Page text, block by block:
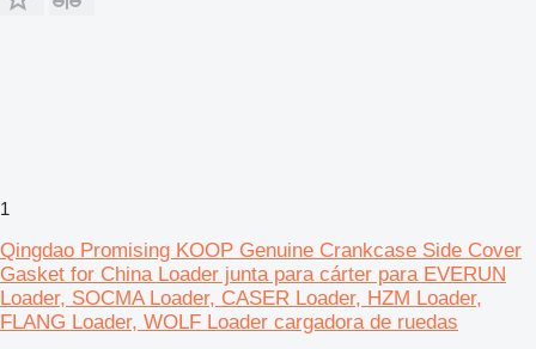
1
Qingdao Promising KOOP Genuine Crankcase Side Cover
Gasket for China Loader junta para cárter para EVERUN
Loader, SOCMA Loader, CASER Loader, HZM Loader,
FLANG Loader, WOLF Loader cargadora de ruedas